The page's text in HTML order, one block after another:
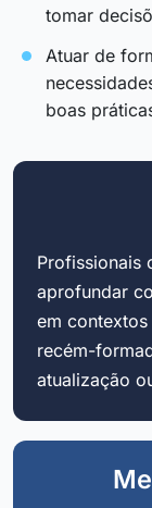
tomar
Atuar de
boas
Profissionais
aprofundar
em
recém-
atualização